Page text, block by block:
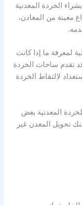
الخردة المعدنية
معينة من المعادن،
لمعرفة ما إذا كانت
تقدم ساحات الخردة
لالتقاط الخردة
المعدنية بعض
تحويل المعدن غير